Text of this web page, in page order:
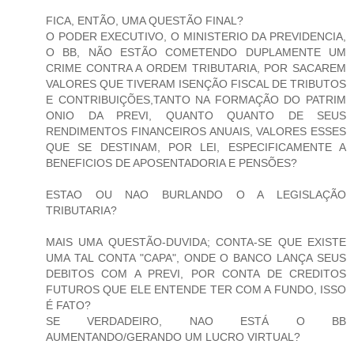
FICA, ENTÃO, UMA QUESTÃO FINAL?
O PODER EXECUTIVO, O MINISTERIO DA PREVIDENCIA,
O BB, NÃO ESTÃO COMETENDO DUPLAMENTE UM
CRIME CONTRA A ORDEM TRIBUTARIA, POR SACAREM
VALORES QUE TIVERAM ISENÇÃO FISCAL DE TRIBUTOS
E CONTRIBUIÇÕES,TANTO NA FORMAÇÃO DO PATRIM
ONIO DA PREVI, QUANTO QUANTO DE SEUS
RENDIMENTOS FINANCEIROS ANUAIS, VALORES ESSES
QUE SE DESTINAM, POR LEI, ESPECIFICAMENTE A
BENEFICIOS DE APOSENTADORIA E PENSÕES?
ESTAO OU NAO BURLANDO O A LEGISLAÇÃO
TRIBUTARIA?
MAIS UMA QUESTÃO-DUVIDA; CONTA-SE QUE EXISTE
UMA TAL CONTA "CAPA", ONDE O BANCO LANÇA SEUS
DEBITOS COM A PREVI, POR CONTA DE CREDITOS
FUTUROS QUE ELE ENTENDE TER COM A FUNDO, ISSO
É FATO?
SE VERDADEIRO, NAO ESTÁ O BB
AUMENTANDO/GERANDO UM LUCRO VIRTUAL?